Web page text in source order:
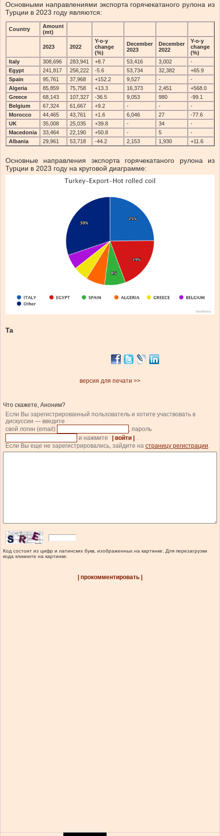
Основными направлениями экспорта горячекатаного рулона из
Турции в 2023 году являются:
Country
Amount
(mt)
2023 2022
Y-o-y
change
(%)
December
2023
December
2022
Y-o-y
change
(%)
Italy
308,696 283,941 +8.7 53,416 3,002
-
Egypt
241,817 256,222 -5.6 53,734 32,382
+65.9
Spain
95,761 37,968 +152.2 9,527 -
-
Algeria
85,859 75,758 +13.3 16,373 2,451
+568.0
Greece
68,143 107,327 -36.5 9,053 980
-99.1
Belgium
67,324 61,667 +9.2 - -
-
Morocco
44,465 43,761 +1.6 6,046 27
-77.6
UK
35,008 25,035 +39.8 - 34
-
Macedonia
33,464 22,190 +50.8 - 5
-
Albania
29,961 53,718 -44.2 2,153 1,930 +11.6
Основные направления экспорта горячекатаного рулона из
Турции в 2023 году на круговой диаграмме:
Ta
версия для печати >>
Что скажете, Аноним?
Если Вы зарегистрированный пользователь и хотите участвовать в
дискуссии — введите
свой логин (email)
, пароль
и нажмите
| войти |
.
Если Вы еще не зарегистрировались, зайдите на страницу регистрации.
Код состоит из цифр и латинских букв, изображенных на картинке. Для перезагрузки
кода кликните на картинке.
| прокомментировать |